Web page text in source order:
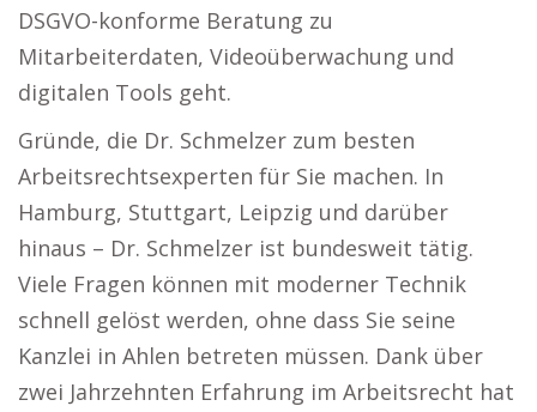
DSGVO-konforme Beratung zu
Mitarbeiterdaten, Videoüberwachung und
digitalen Tools geht.
Gründe, die Dr. Schmelzer zum besten
Arbeitsrechtsexperten für Sie machen. In
Hamburg, Stuttgart, Leipzig und darüber
hinaus – Dr. Schmelzer ist bundesweit tätig.
Viele Fragen können mit moderner Technik
schnell gelöst werden, ohne dass Sie seine
Kanzlei in Ahlen betreten müssen. Dank über
zwei Jahrzehnten Erfahrung im Arbeitsrecht hat